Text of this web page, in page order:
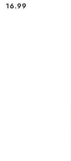
Cena:
16.99